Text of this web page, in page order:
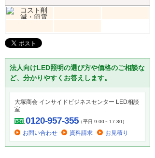
法人向けLED照明の選び方や価格のご相談な
ど、分かりやすくお答えします。
大塚商会 インサイドビジネスセンター LED相談
室
0120-957-355（平日 9:00～17:30）
お問い合わせ 資料請求 お見積り